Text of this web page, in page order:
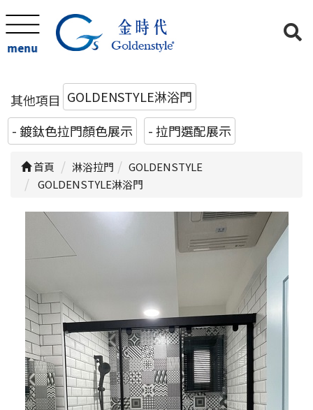
menu
其他項目 GOLDENSTYLE淋浴門
- 鍍鈦色拉門顏色展示
- 拉門選配展示
首頁 淋浴拉門
GOLDENSTYLE
GOLDENSTYLE淋浴門